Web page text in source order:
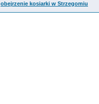
obejrzenie kosiarki w Strzegomiu